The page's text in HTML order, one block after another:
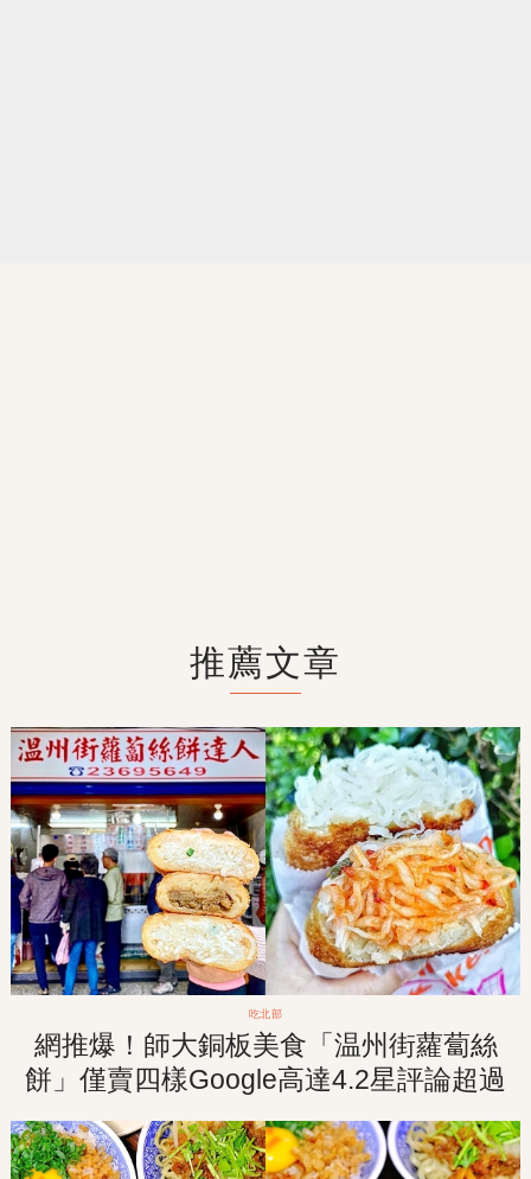
推薦文章
吃北部
網推爆！師大銅板美食「温州街蘿蔔絲
餅」僅賣四樣Google高達4.2星評論超過
三千則！隊伍排再長也要吃到！